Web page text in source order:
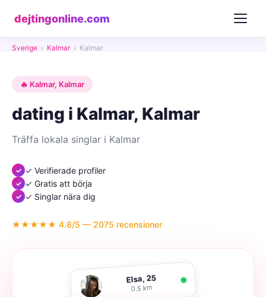
dejtingonline.com
Sverige › Kalmar › Kalmar
🔥 Kalmar, Kalmar
dating i Kalmar, Kalmar
Träffa lokala singlar i Kalmar
✓ Verifierade profiler
✓ Gratis att börja
✓ Singlar nära dig
★★★★★ 4.8/5 — 2075 recensioner
Elsa, 25
0.5 km